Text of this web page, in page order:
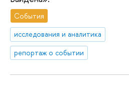
События
исследования и аналитика
репортаж о событии